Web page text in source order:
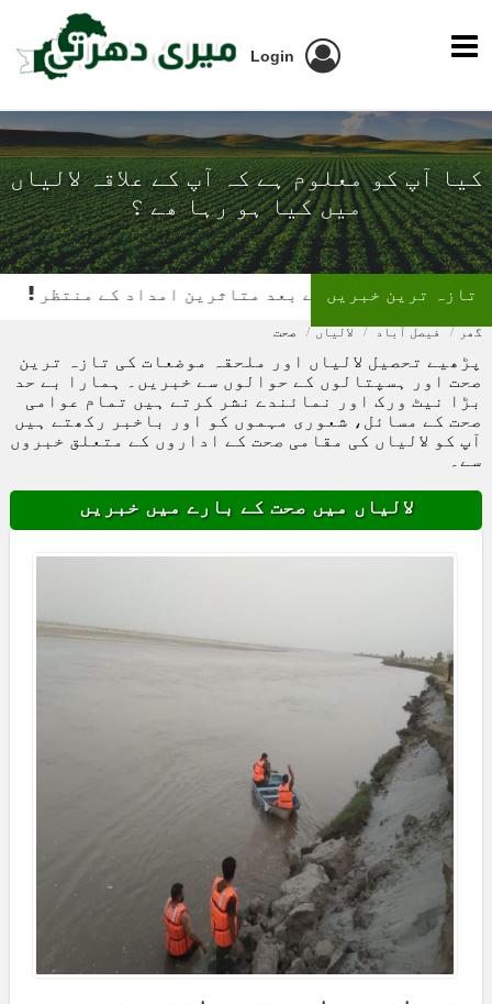
Login
کیا آپ کو معلوم ہے کہ آپ کے علاقہ لالیاں
میں کیا ہو رہا ھے ؟
کے بعد متاثرین امداد کے منتظر تیز رفتار بس کی کار تازہ ترین خبریں
گھر فیصل آباد لالیاں صحت
پڑھیے تحصیل لالیاں اور ملحقہ موضعات کی تازہ ترین
صحت اور ہسپتالوں کے حوالوں سے خبریں۔ ہمارا بے حد
بڑا نیٹ ورک اور نمائندے نشر کرتے ہیں تمام عوامی
صحت کے مسائل، شعوری مہموں کو اور باخبر رکھتے ہیں
آپ کو لالیاں کی مقامی صحت کے اداروں کے متعلق خبروں
سے۔
لالیاں میں صحت کے بارے میں خبریں